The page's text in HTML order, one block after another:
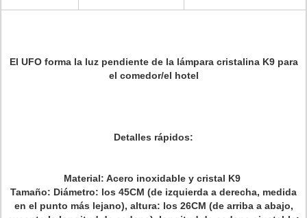
El UFO forma la luz pendiente de la lámpara cristalina K9 para
el comedor/el hotel
Detalles rápidos:
Material: Acero inoxidable y cristal K9
Tamaño: Diámetro: los 45CM (de izquierda a derecha, medida
en el punto más lejano), altura: los 26CM (de arriba a abajo,